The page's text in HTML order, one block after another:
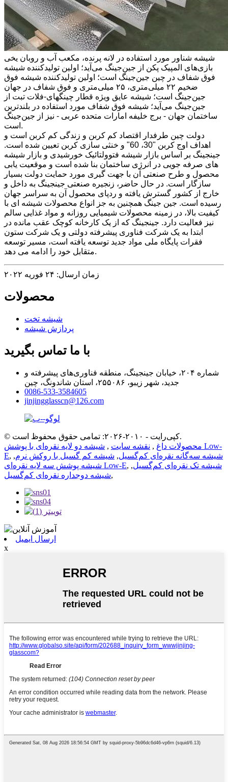
شیشه شناور مورد استفاده در لانه پرنده، مکعب آب و روبان یخی
بازی‌های المپیک پکن از جین‌جینگ می‌آید؛ اولین تولیدکننده شیشه
فوق شفاف در چین جین‌جینگ است؛ اولین تولیدکننده شیشه فوق
ضخیم ۲۲ میلی‌متری، ۲۵ میلی‌متری و فوق شفاف در جهان
جین‌جینگ است؛ شیشه عایق ویژه قطار چینگهای-فلات تبت از
جین‌جینگ می‌آید؛ شیشه فوق شفاف مورد استفاده در بلندترین
ساختمان جهان - برج خلیفه امارات متحده عربی - نیز از جین‌جینگ
است.
دولت چین طرفدار اقتصاد کم کربن و زندگی کم کربن است و
اهداف اوج کربن "30، 60" و خنثی سازی کربن تعیین شده است.
جینجینگ بر اساس بازار شیشه فتوولتائیک خورشیدی و بازار شیشه
های صرفه جویی در انرژی ساختمان بنا شده است و موقعیت یابی
محصول و طرح صنعتی آن با جهت گیری مورد حمایت دولت بسیار
سازگار است. در حال حاضر، زنجیره صنعتی جینجینگ به داخل و
خارج از کشور گسترش یافته و ردپای محصول آن به سراسر جهان
رسیده است. جین جینگ همچنین به جز انواع محصولات شیشه ای با
کیفیت بالا، در زمینه محصولات شیمیایی روزانه و مواد غذایی سالم
نیز فعالیت دارد. جینجینگ که از یک کارخانه کوچک عقب مانده در
ابتدا به یک شرکت فناوری پیشرفته دولتی و یک شرکت ستون
فقرات پایگاه ملی مواد جدید توسعه یافته است، مسیر توسعه
متقابل خود را ادامه می دهد.
زمان ارسال: ۲۴ فوریه ۲۰۲۲
محصولات
شیشه تخت
پردازش شیشه
با ما تماس بگیرید
شماره ۲۰۴، خیابان جینجینگ، منطقه فناوری‌های پیشرفته و
جدید، شهر زیبو، ۲۵۵۰۸۶، استان شاندونگ، چین
0086-533-3584605
jinjingglasscn@126.com
© کپی‌رایت - ۲۰۱۰-۲۰۲۶: تمامی حقوق محفوظ است.
محصولات داغ , نقشه سایت , شیشه دو لایه نقره‌ای با پوشش Low-
E, شیشه سه‌گانه نقره‌ای کم‌گسیل, شیشه کم گسیل با روکش نرم,
شیشه پوشش سه لایه نقره‌ای Low-E, شیشه تک نقره‌ای کم‌گسیل,
شیشه دوجداره نقره‌ای کم‌گسیل,
ارسال ایمیل
x